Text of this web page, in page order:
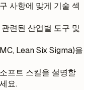
사항에 맞게 기술 섹
련된 산업별 도구 및
Lean Six Sigma)을
프트 스킬을 설명할
요.